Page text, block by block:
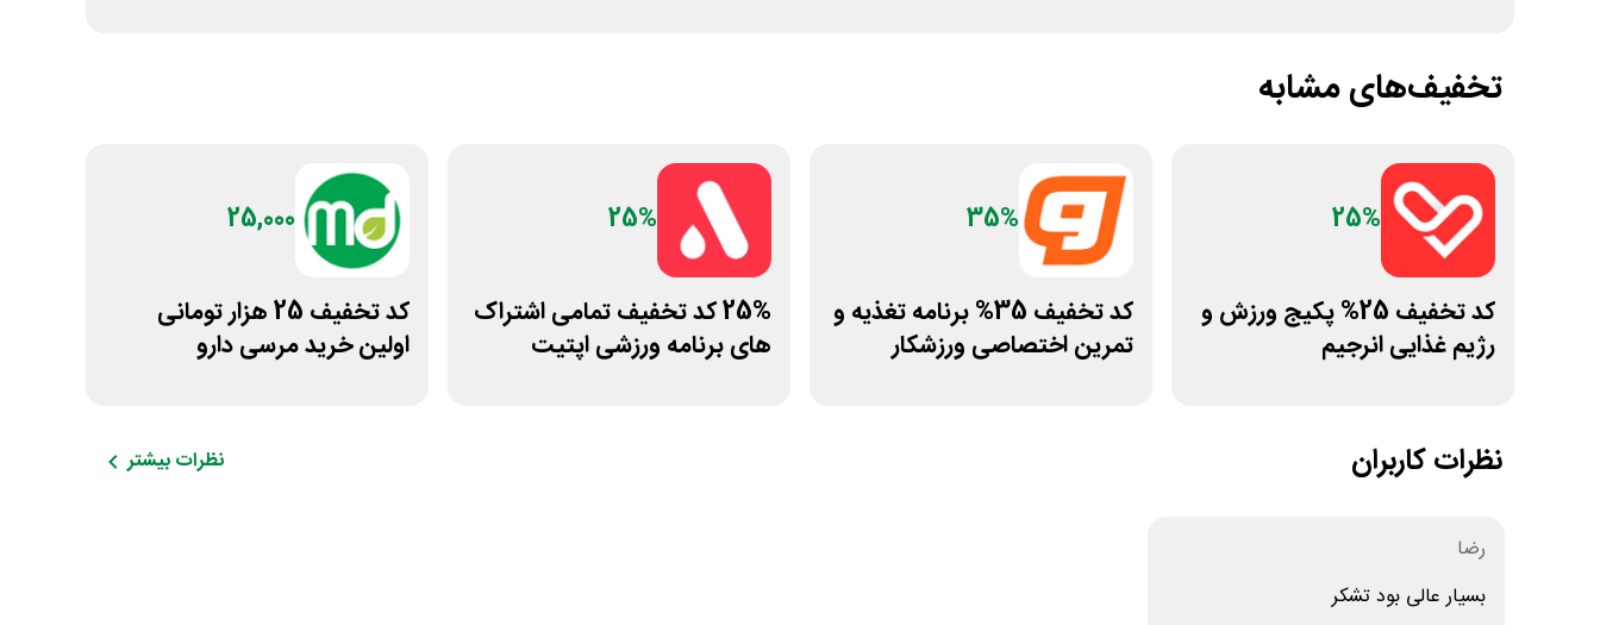
تخفیف‌های مشابه
25%
کد تخفیف 25% پکیج ورزش و
رژیم غذایی انرجیم
35%
کد تخفیف 35% برنامه تغذیه و
تمرین اختصاصی ورزشکار
25%
25% کد تخفیف تمامی اشتراک
های برنامه ورزشی اپتیت
25,000
کد تخفیف 25 هزار تومانی
اولین خرید مرسی دارو
نظرات کاربران نظرات بیشتر
رضا
بسیار عالی بود تشکر